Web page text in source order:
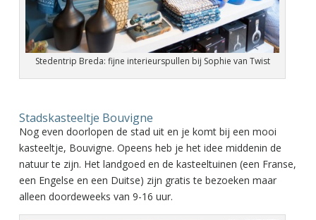
Stedentrip Breda: fijne interieurspullen bij Sophie van Twist
Stadskasteeltje Bouvigne
Nog even doorlopen de stad uit en je komt bij een mooi
kasteeltje, Bouvigne. Opeens heb je het idee middenin de
natuur te zijn. Het landgoed en de kasteeltuinen (een Franse,
een Engelse en een Duitse) zijn gratis te bezoeken maar
alleen doordeweeks van 9-16 uur.